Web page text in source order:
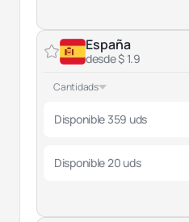
España
desde $ 1.9
Cantidads
Disponible 359 uds
Disponible 20 uds